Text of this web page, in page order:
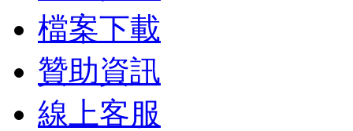
檔案下載
贊助資訊
線上客服